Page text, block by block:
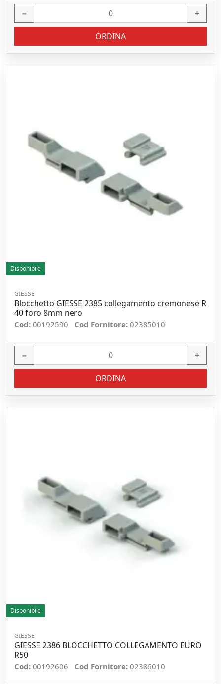
− +
ORDINA
Disponibile
GIESSE
Blocchetto GIESSE 2385 collegamento cremonese R
40 foro 8mm nero
Cod: 00192590 Cod Fornitore: 02385010
− +
ORDINA
Disponibile
GIESSE
GIESSE 2386 BLOCCHETTO COLLEGAMENTO EURO
R50
Cod: 00192606 Cod Fornitore: 02386010